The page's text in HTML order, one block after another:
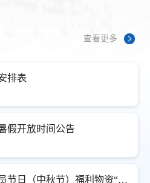
查看更多
排表
假开放时间公告
中南大学2026年工会会员节日（中秋节）福利物资“消费帮扶”采购项目单一来源成交结果公告